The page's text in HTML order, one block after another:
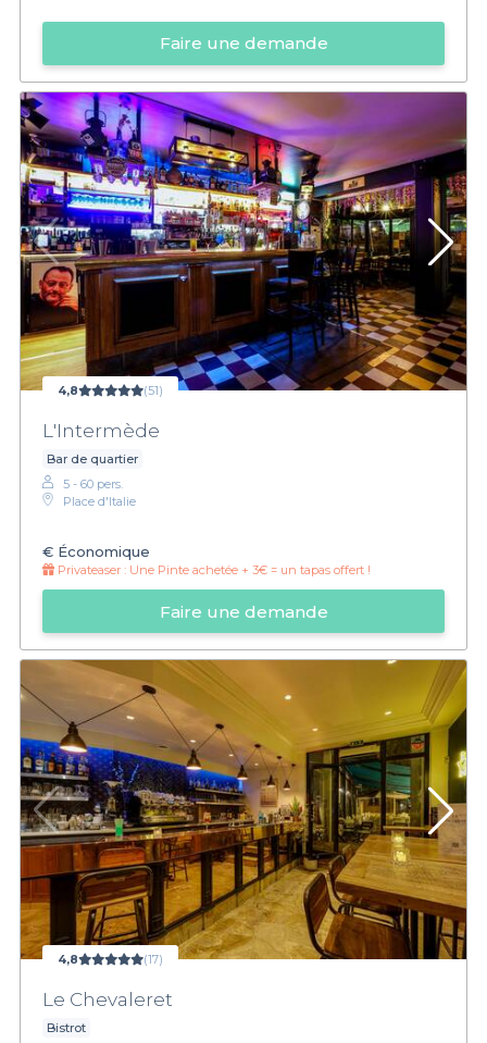
Faire une demande
4,8 (51)
L'Intermède
Bar de quartier
5 - 60 pers.
Place d'Italie
€ Économique
Privateaser : Une Pinte achetée + 3€ = un tapas offert !
Faire une demande
4,8 (17)
Le Chevaleret
Bistrot